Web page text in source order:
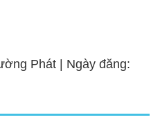
Phát | Ngày đăng: